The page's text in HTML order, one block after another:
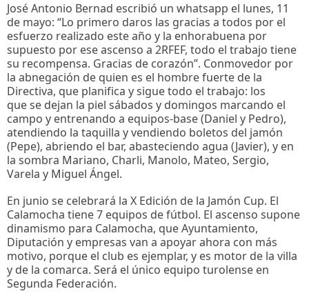
José Antonio Bernad escribió un whatsapp el lunes, 11
de mayo: “Lo primero daros las gracias a todos por el
esfuerzo realizado este año y la enhorabuena por
supuesto por ese ascenso a 2RFEF, todo el trabajo tiene
su recompensa. Gracias de corazón”. Conmovedor por
la abnegación de quien es el hombre fuerte de la
Directiva, que planifica y sigue todo el trabajo: los
que se dejan la piel sábados y domingos marcando el
campo y entrenando a equipos-base (Daniel y Pedro),
atendiendo la taquilla y vendiendo boletos del jamón
(Pepe), abriendo el bar, abasteciendo agua (Javier), y en
la sombra Mariano, Charli, Manolo, Mateo, Sergio,
Varela y Miguel Ángel.
En junio se celebrará la X Edición de la Jamón Cup. El
Calamocha tiene 7 equipos de fútbol. El ascenso supone
dinamismo para Calamocha, que Ayuntamiento,
Diputación y empresas van a apoyar ahora con más
motivo, porque el club es ejemplar, y es motor de la villa
y de la comarca. Será el único equipo turolense en
Segunda Federación.